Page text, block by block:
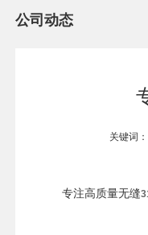
公司动态
关键词
专注高质量无缝